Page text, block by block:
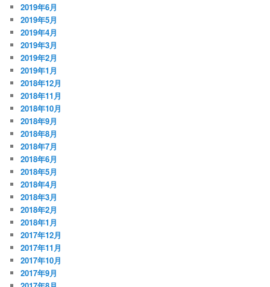
2019年6月
2019年5月
2019年4月
2019年3月
2019年2月
2019年1月
2018年12月
2018年11月
2018年10月
2018年9月
2018年8月
2018年7月
2018年6月
2018年5月
2018年4月
2018年3月
2018年2月
2018年1月
2017年12月
2017年11月
2017年10月
2017年9月